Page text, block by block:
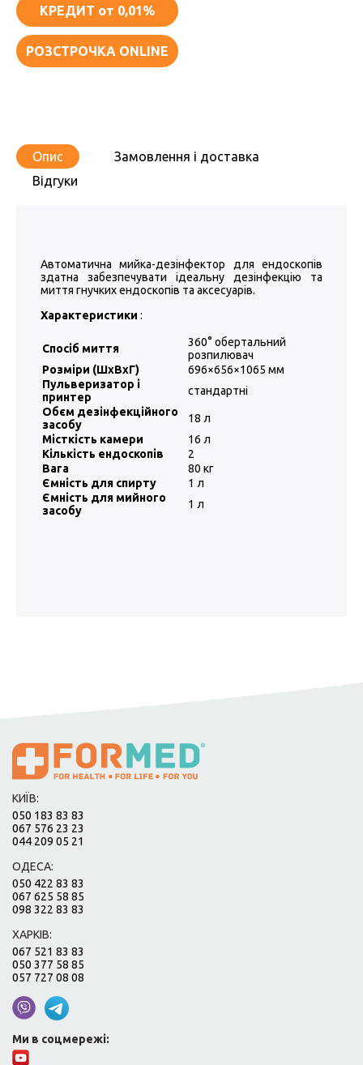
КРЕДИТ от 0,01%
РОЗСТРОЧКА ONLINE
Опис
Замовлення і доставка
Відгуки
Автоматична мийка-дезінфектор для ендоскопів
здатна забезпечувати ідеальну дезінфекцію та
миття гнучких ендоскопів та аксесуарів.
Характеристики :
Спосіб миття
360° обертальний
розпилювач
Розміри (ШxВxГ)
696×656×1065 мм
Пульверизатор і
принтер
стандартні
Обєм дезінфекційного
засобу
18 л
Місткість камери
16 л
Кількість ендоскопів
2
Вага
80 кг
Ємність для спирту
1 л
Ємність для мийного
засобу
1 л
КИЇВ:
050 183 83 83
067 576 23 23
044 209 05 21
ОДЕСА:
050 422 83 83
067 625 58 85
098 322 83 83
ХАРКІВ:
067 521 83 83
050 377 58 85
057 727 08 08
Ми в соцмережі: